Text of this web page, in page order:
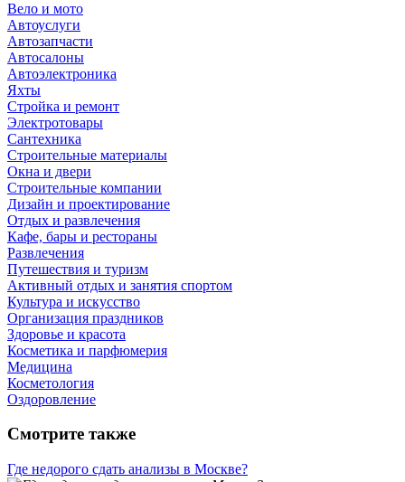
Вело и мото
Автоуслуги
Автозапчасти
Автосалоны
Автоэлектроника
Яхты
Стройка и ремонт
Электротовары
Сантехника
Строительные материалы
Окна и двери
Строительные компании
Дизайн и проектирование
Отдых и развлечения
Кафе, бары и рестораны
Развлечения
Путешествия и туризм
Активный отдых и занятия спортом
Культура и искусство
Организация праздников
Здоровье и красота
Косметика и парфюмерия
Медицина
Косметология
Оздоровление
Смотрите также
Где недорого сдать анализы в Москве?